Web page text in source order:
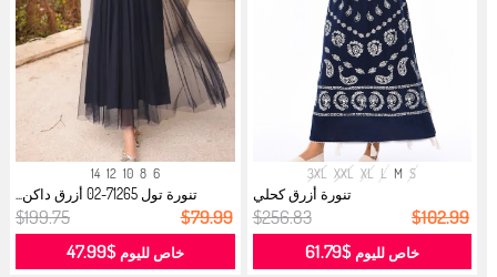
S
M
L
XL
XXL
3XL
تنورة أزرق كحلي
$256.83 $102.99
خاص لليوم$61.79
6
8
10
12
14
تنورة تول 71265-02 أزرق داكن...
$199.75 $79.99
خاص لليوم$47.99